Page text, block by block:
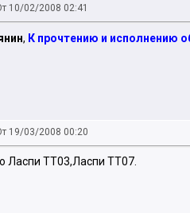
10/02/2008 02:41
, К прочтению и исполнению
19/03/2008 00:20
Ласпи ТТ03,Ласпи ТТ07.